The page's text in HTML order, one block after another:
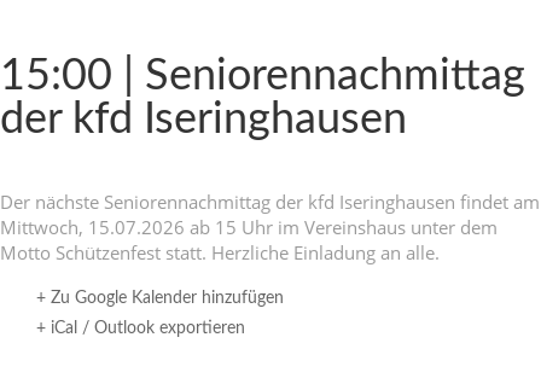
15:00 | Senio­ren­nach­mittag
der kfd Iseringhausen
Der nächste Senio­ren­nach­mittag der kfd Isering­hausen findet am
Mitt­woch, 15.07.2026 ab 15 Uhr im Vereins­haus unter dem
Motto Schüt­zen­fest statt. Herz­liche Einla­dung an alle.
+ Zu Google Kalender hinzufügen
+ iCal / Outlook exportieren